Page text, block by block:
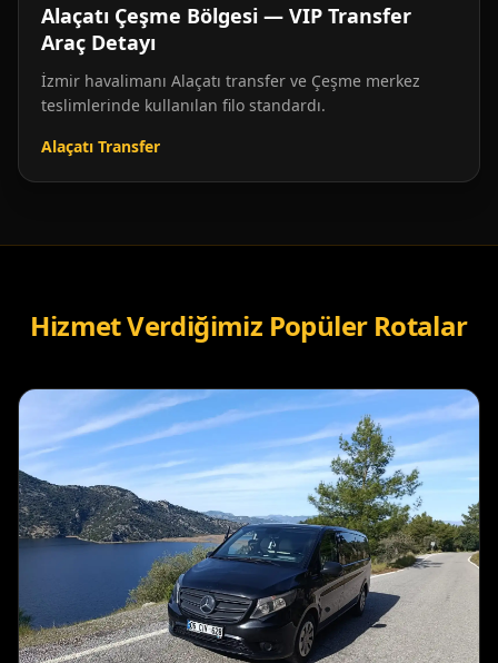
Alaçatı Çeşme Bölgesi — VIP Transfer
Araç Detayı
İzmir havalimanı Alaçatı transfer ve Çeşme merkez
teslimlerinde kullanılan filo standardı.
Alaçatı Transfer
Hizmet Verdiğimiz Popüler Rotalar